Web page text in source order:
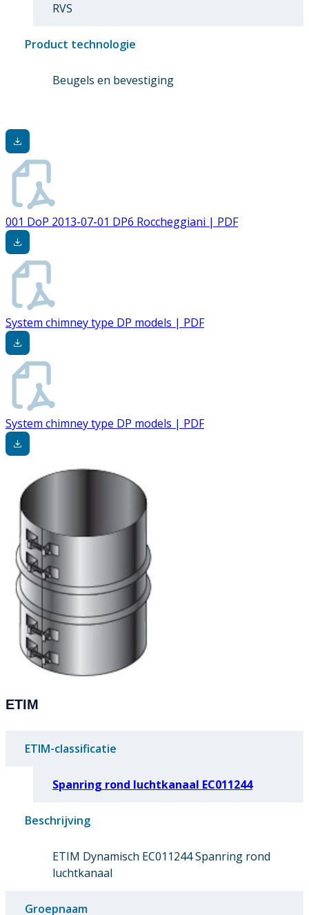
RVS
Product technologie
Beugels en bevestiging
001 DoP 2013-07-01 DP6 Roccheggiani | PDF
System chimney type DP models | PDF
System chimney type DP models | PDF
ETIM
ETIM-classificatie
Spanring rond luchtkanaal EC011244
Beschrijving
ETIM Dynamisch EC011244 Spanring rond
luchtkanaal
Groepnaam